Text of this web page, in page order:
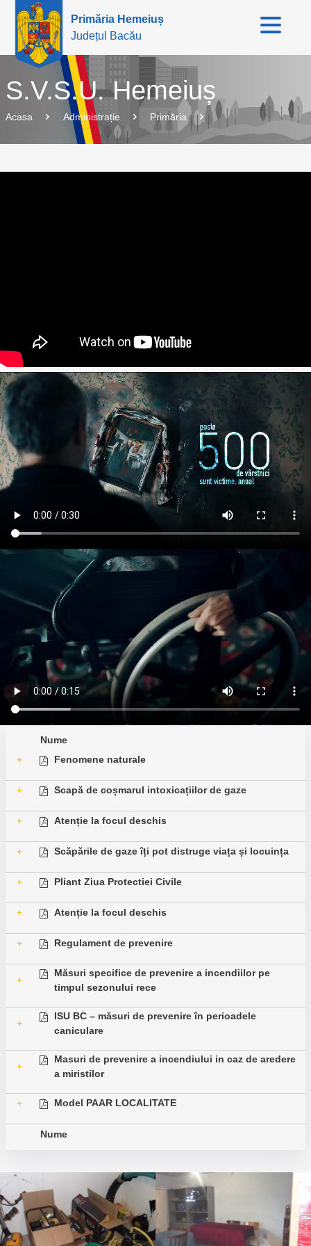
Primăria Hemeiuș
Județul Bacău
S.V.S.U. Hemeiuș
Acasa Administrație Primăria
Nume
+
Fenomene naturale
+ Scapă de coșmarul intoxicațiilor de gaze
+ Atenție la focul deschis
+ Scăpările de gaze îți pot distruge viața și locuința
+ Pliant Ziua Protectiei Civile
+ Atenție la focul deschis
+ Regulament de prevenire
+
Măsuri specifice de prevenire a incendiilor pe
timpul sezonului rece
+
ISU BC – măsuri de prevenire în perioadele
caniculare
+
Masuri de prevenire a incendiului in caz de aredere
a miristilor
+ Model PAAR LOCALITATE
Nume